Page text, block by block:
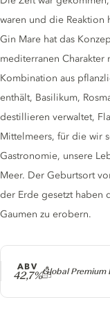
Producer
Global Premium
ABV
42,7%
waren und die Reaktion
Gin Mare hat das
mediterranen
Kombination aus
enthält, Basilikum,
destillieren verwaltet,
Mittelmeers, für die wir
Gastronomie, unsere
Meer. Der Geburtsort
der Erde gesetzt haben
Gaumen zu erobern.